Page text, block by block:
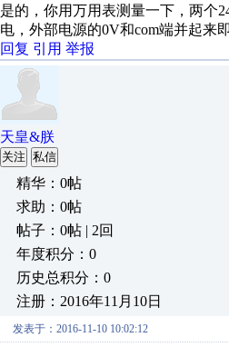
是的，你用万用表测量一下，两个
电，外部电源的0V和com端并起来
回复 引用 举报
天皇&朕
关注 私信
精华：0帖
求助：0帖
帖子：0帖 | 2回
年度积分：0
历史总积分：0
注册：2016年11月10日
发表于：2016-11-10 10:02:12